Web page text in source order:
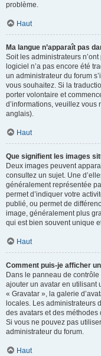
problème.
Haut
Ma langue n’apparaît pas
Soit les administrateurs
logiciel n’a pas encore été
un administrateur du forum
vous souhaitez. Si la
porter volontaire et
d’informations, veuillez vous
anglais).
Haut
Que signifient les images
Deux images peuvent
consultez un sujet. Une
généralement représentée
permet d’indiquer votre
publié, ou permet de
image, généralement plus
qui est bien souvent unique
Haut
Comment puis-je afficher
Dans le panneau de
ajouter un avatar en utilisant
« Gravatar », la galerie
locales. Les administrateurs
des avatars et des
Si vous ne pouvez pas
administrateur du forum.
Haut